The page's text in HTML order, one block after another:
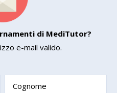
di MediTutor?
e-mail valido.
Cognome